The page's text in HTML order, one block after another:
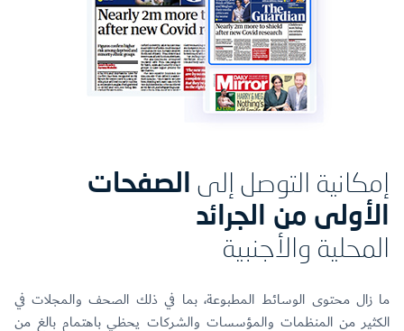
إمكانية التوصل إلى الصفحات
الأولى من الجرائد
المحلية والأجنبية
ما زال محتوى الوسائط المطبوعة، بما في ذلك الصحف والمجلات في
الكثير من المنظمات والمؤسسات والشركات يحظي باهتمام بالغ من